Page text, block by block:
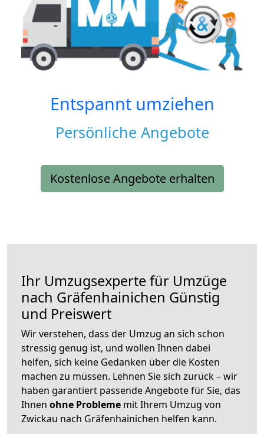
Entspannt umziehen
Persönliche Angebote
Kostenlose Angebote erhalten
Ihr Umzugsexperte für Umzüge
nach Gräfenhainichen Günstig
und Preiswert
Wir verstehen, dass der Umzug an sich schon
stressig genug ist, und wollen Ihnen dabei
helfen, sich keine Gedanken über die Kosten
machen zu müssen. Lehnen Sie sich zurück – wir
haben garantiert passende Angebote für Sie, das
Ihnen ohne Probleme mit Ihrem Umzug von
Zwickau nach Gräfenhainichen helfen kann.